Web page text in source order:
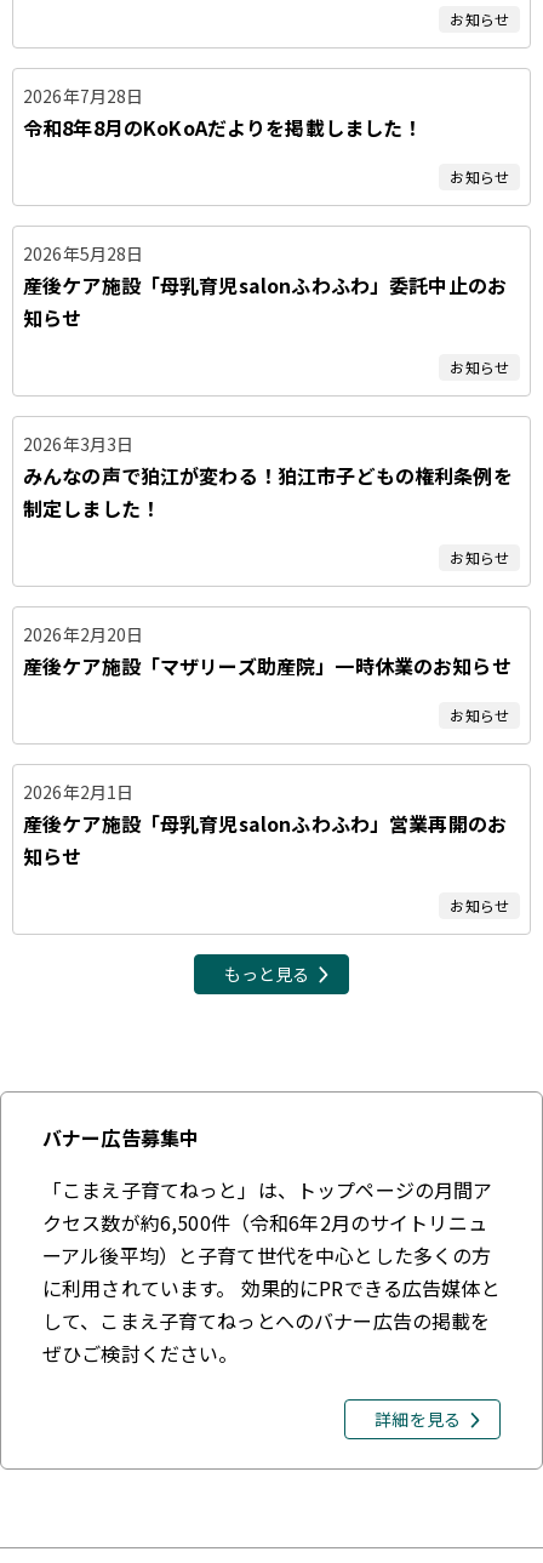
お知らせ
2026年7月28日
令和8年8月のKoKoAだよりを掲載しました！
お知らせ
2026年5月28日
産後ケア施設「母乳育児salonふわふわ」委託中止のお
知らせ
お知らせ
2026年3月3日
みんなの声で狛江が変わる！狛江市子どもの権利条例を
制定しました！
お知らせ
2026年2月20日
産後ケア施設「マザリーズ助産院」一時休業のお知らせ
お知らせ
2026年2月1日
産後ケア施設「母乳育児salonふわふわ」営業再開のお
知らせ
お知らせ
もっと見る
バナー広告募集中
「こまえ子育てねっと」は、トップページの月間ア
クセス数が約6,500件（令和6年2月のサイトリニュ
ーアル後平均）と子育て世代を中心とした多くの方
に利用されています。 効果的にPRできる広告媒体と
して、こまえ子育てねっとへのバナー広告の掲載を
ぜひご検討ください。
詳細を見る